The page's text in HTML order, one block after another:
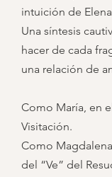
intuición de
Una síntesis
hacer de cada
una relación de
Como María, en
Visitación.
Como
del “Ve” del